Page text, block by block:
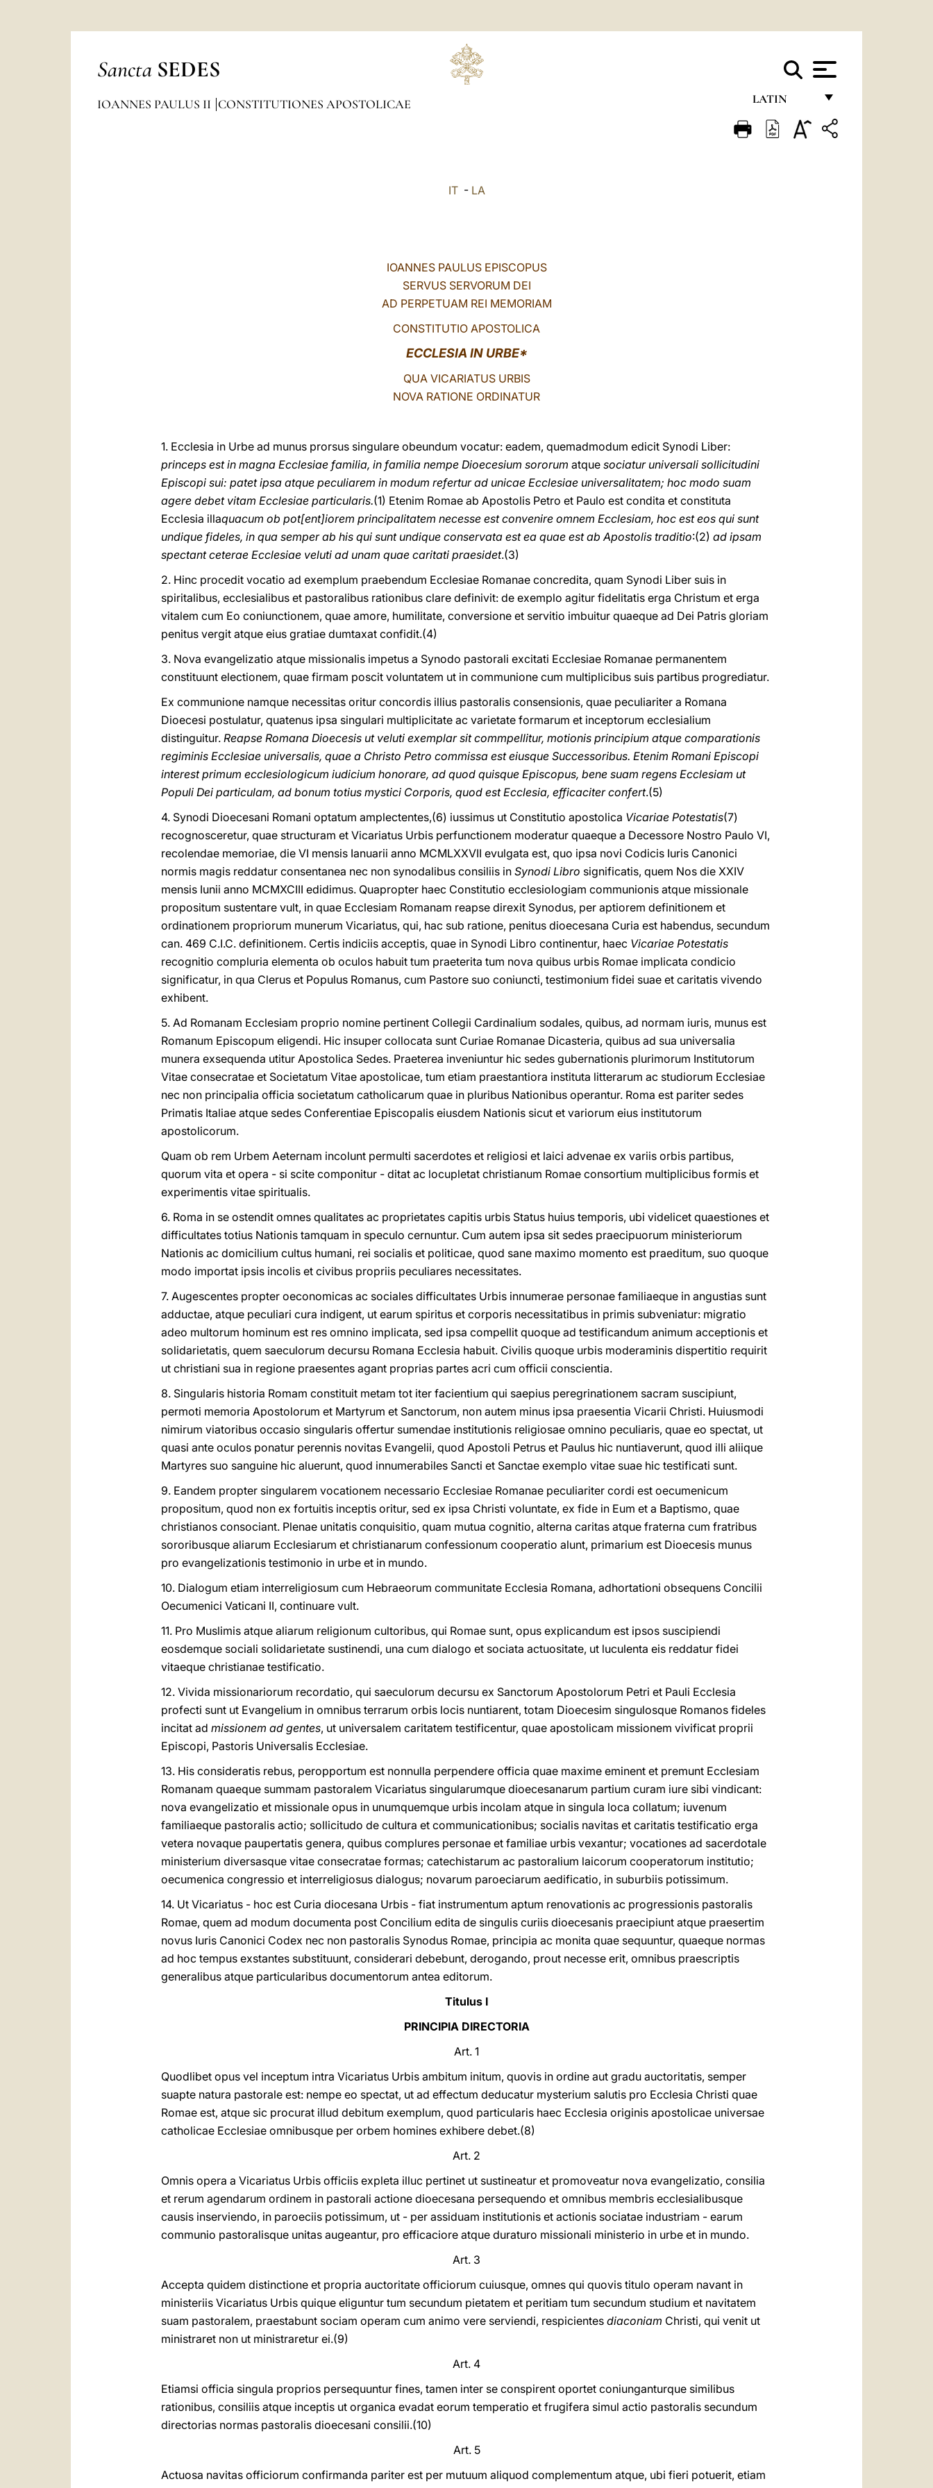
Sancta SEDES
LATIN
FRANÇAIS
IOANNES PAULUS II CONSTITUTIONES APOSTOLICAE
IT- LA
IOANNES PAULUS EPISCOPUS
SERVUS SERVORUM DEI
AD PERPETUAM REI MEMORIAM
CONSTITUTIO APOSTOLICA
ECCLESIA IN URBE*
QUA VICARIATUS URBIS
NOVA RATIONE ORDINATUR
1. Ecclesia in Urbe ad munus prorsus singulare obeundum vocatur: eadem, quemadmodum edicit Synodi Liber:
princeps est in magna Ecclesiae familia, in familia nempe Dioecesium sororum atque sociatur universali sollicitudini
Episcopi sui: patet ipsa atque peculiarem in modum refertur ad unicae Ecclesiae universalitatem; hoc modo suam
agere debet vitam Ecclesiae particularis.(1) Etenim Romae ab Apostolis Petro et Paulo est condita et constituta
Ecclesia illaquacum ob pot[ent]iorem principalitatem necesse est convenire omnem Ecclesiam, hoc est eos qui sunt
undique fideles, in qua semper ab his qui sunt undique conservata est ea quae est ab Apostolis traditio:(2) ad ipsam
spectant ceterae Ecclesiae veluti ad unam quae caritati praesidet.(3)
2. Hinc procedit vocatio ad exemplum praebendum Ecclesiae Romanae concredita, quam Synodi Liber suis in
spiritalibus, ecclesialibus et pastoralibus rationibus clare definivit: de exemplo agitur fidelitatis erga Christum et erga
vitalem cum Eo coniunctionem, quae amore, humilitate, conversione et servitio imbuitur quaeque ad Dei Patris gloriam
penitus vergit atque eius gratiae dumtaxat confidit.(4)
3. Nova evangelizatio atque missionalis impetus a Synodo pastorali excitati Ecclesiae Romanae permanentem
constituunt electionem, quae firmam poscit voluntatem ut in communione cum multiplicibus suis partibus progrediatur.
Ex communione namque necessitas oritur concordis illius pastoralis consensionis, quae peculiariter a Romana
Dioecesi postulatur, quatenus ipsa singulari multiplicitate ac varietate formarum et inceptorum ecclesialium
distinguitur. Reapse Romana Dioecesis ut veluti exemplar sit commpellitur, motionis principium atque comparationis
regiminis Ecclesiae universalis, quae a Christo Petro commissa est eiusque Successoribus. Etenim Romani Episcopi
interest primum ecclesiologicum iudicium honorare, ad quod quisque Episcopus, bene suam regens Ecclesiam ut
Populi Dei particulam, ad bonum totius mystici Corporis, quod est Ecclesia, efficaciter confert.(5)
4. Synodi Dioecesani Romani optatum amplectentes,(6) iussimus ut Constitutio apostolica Vicariae Potestatis(7)
recognosceretur, quae structuram et Vicariatus Urbis perfunctionem moderatur quaeque a Decessore Nostro Paulo VI,
recolendae memoriae, die VI mensis Ianuarii anno MCMLXXVII evulgata est, quo ipsa novi Codicis Iuris Canonici
normis magis reddatur consentanea nec non synodalibus consiliis in Synodi Libro significatis, quem Nos die XXIV
mensis Iunii anno MCMXCIII edidimus. Quapropter haec Constitutio ecclesiologiam communionis atque missionale
propositum sustentare vult, in quae Ecclesiam Romanam reapse direxit Synodus, per aptiorem definitionem et
ordinationem propriorum munerum Vicariatus, qui, hac sub ratione, penitus dioecesana Curia est habendus, secundum
can. 469 C.I.C. definitionem. Certis indiciis acceptis, quae in Synodi Libro continentur, haec Vicariae Potestatis
recognitio compluria elementa ob oculos habuit tum praeterita tum nova quibus urbis Romae implicata condicio
significatur, in qua Clerus et Populus Romanus, cum Pastore suo coniuncti, testimonium fidei suae et caritatis vivendo
exhibent.
5. Ad Romanam Ecclesiam proprio nomine pertinent Collegii Cardinalium sodales, quibus, ad normam iuris, munus est
Romanum Episcopum eligendi. Hic insuper collocata sunt Curiae Romanae Dicasteria, quibus ad sua universalia
munera exsequenda utitur Apostolica Sedes. Praeterea inveniuntur hic sedes gubernationis plurimorum Institutorum
Vitae consecratae et Societatum Vitae apostolicae, tum etiam praestantiora instituta litterarum ac studiorum Ecclesiae
nec non principalia officia societatum catholicarum quae in pluribus Nationibus operantur. Roma est pariter sedes
Primatis Italiae atque sedes Conferentiae Episcopalis eiusdem Nationis sicut et variorum eius institutorum
apostolicorum.
Quam ob rem Urbem Aeternam incolunt permulti sacerdotes et religiosi et laici advenae ex variis orbis partibus,
quorum vita et opera - si scite componitur - ditat ac locupletat christianum Romae consortium multiplicibus formis et
experimentis vitae spiritualis.
6. Roma in se ostendit omnes qualitates ac proprietates capitis urbis Status huius temporis, ubi videlicet quaestiones et
difficultates totius Nationis tamquam in speculo cernuntur. Cum autem ipsa sit sedes praecipuorum ministeriorum
Nationis ac domicilium cultus humani, rei socialis et politicae, quod sane maximo momento est praeditum, suo quoque
modo importat ipsis incolis et civibus propriis peculiares necessitates.
7. Augescentes propter oeconomicas ac sociales difficultates Urbis innumerae personae familiaeque in angustias sunt
adductae, atque peculiari cura indigent, ut earum spiritus et corporis necessitatibus in primis subveniatur: migratio
adeo multorum hominum est res omnino implicata, sed ipsa compellit quoque ad testificandum animum acceptionis et
solidarietatis, quem saeculorum decursu Romana Ecclesia habuit. Civilis quoque urbis moderaminis dispertitio requirit
ut christiani sua in regione praesentes agant proprias partes acri cum officii conscientia.
8. Singularis historia Romam constituit metam tot iter facientium qui saepius peregrinationem sacram suscipiunt,
permoti memoria Apostolorum et Martyrum et Sanctorum, non autem minus ipsa praesentia Vicarii Christi. Huiusmodi
nimirum viatoribus occasio singularis offertur sumendae institutionis religiosae omnino peculiaris, quae eo spectat, ut
quasi ante oculos ponatur perennis novitas Evangelii, quod Apostoli Petrus et Paulus hic nuntiaverunt, quod illi aliique
Martyres suo sanguine hic aluerunt, quod innumerabiles Sancti et Sanctae exemplo vitae suae hic testificati sunt.
9. Eandem propter singularem vocationem necessario Ecclesiae Romanae peculiariter cordi est oecumenicum
propositum, quod non ex fortuitis inceptis oritur, sed ex ipsa Christi voluntate, ex fide in Eum et a Baptismo, quae
christianos consociant. Plenae unitatis conquisitio, quam mutua cognitio, alterna caritas atque fraterna cum fratribus
sororibusque aliarum Ecclesiarum et christianarum confessionum cooperatio alunt, primarium est Dioecesis munus
pro evangelizationis testimonio in urbe et in mundo.
10. Dialogum etiam interreligiosum cum Hebraeorum communitate Ecclesia Romana, adhortationi obsequens Concilii
Oecumenici Vaticani II, continuare vult.
11. Pro Muslimis atque aliarum religionum cultoribus, qui Romae sunt, opus explicandum est ipsos suscipiendi
eosdemque sociali solidarietate sustinendi, una cum dialogo et sociata actuositate, ut luculenta eis reddatur fidei
vitaeque christianae testificatio.
12. Vivida missionariorum recordatio, qui saeculorum decursu ex Sanctorum Apostolorum Petri et Pauli Ecclesia
profecti sunt ut Evangelium in omnibus terrarum orbis locis nuntiarent, totam Dioecesim singulosque Romanos fideles
incitat ad missionem ad gentes, ut universalem caritatem testificentur, quae apostolicam missionem vivificat proprii
Episcopi, Pastoris Universalis Ecclesiae.
13. His consideratis rebus, peropportum est nonnulla perpendere officia quae maxime eminent et premunt Ecclesiam
Romanam quaeque summam pastoralem Vicariatus singularumque dioecesanarum partium curam iure sibi vindicant:
nova evangelizatio et missionale opus in unumquemque urbis incolam atque in singula loca collatum; iuvenum
familiaeque pastoralis actio; sollicitudo de cultura et communicationibus; socialis navitas et caritatis testificatio erga
vetera novaque paupertatis genera, quibus complures personae et familiae urbis vexantur; vocationes ad sacerdotale
ministerium diversasque vitae consecratae formas; catechistarum ac pastoralium laicorum cooperatorum institutio;
oecumenica congressio et interreligiosus dialogus; novarum paroeciarum aedificatio, in suburbiis potissimum.
14. Ut Vicariatus - hoc est Curia diocesana Urbis - fiat instrumentum aptum renovationis ac progressionis pastoralis
Romae, quem ad modum documenta post Concilium edita de singulis curiis dioecesanis praecipiunt atque praesertim
novus Iuris Canonici Codex nec non pastoralis Synodus Romae, principia ac monita quae sequuntur, quaeque normas
ad hoc tempus exstantes substituunt, considerari debebunt, derogando, prout necesse erit, omnibus praescriptis
generalibus atque particularibus documentorum antea editorum.
Titulus I
PRINCIPIA DIRECTORIA
Art. 1
Quodlibet opus vel inceptum intra Vicariatus Urbis ambitum initum, quovis in ordine aut gradu auctoritatis, semper
suapte natura pastorale est: nempe eo spectat, ut ad effectum deducatur mysterium salutis pro Ecclesia Christi quae
Romae est, atque sic procurat illud debitum exemplum, quod particularis haec Ecclesia originis apostolicae universae
catholicae Ecclesiae omnibusque per orbem homines exhibere debet.(8)
Art. 2
Omnis opera a Vicariatus Urbis officiis expleta illuc pertinet ut sustineatur et promoveatur nova evangelizatio, consilia
et rerum agendarum ordinem in pastorali actione dioecesana persequendo et omnibus membris ecclesialibusque
causis inserviendo, in paroeciis potissimum, ut - per assiduam institutionis et actionis sociatae industriam - earum
communio pastoralisque unitas augeantur, pro efficaciore atque duraturo missionali ministerio in urbe et in mundo.
Art. 3
Accepta quidem distinctione et propria auctoritate officiorum cuiusque, omnes qui quovis titulo operam navant in
ministeriis Vicariatus Urbis quique eliguntur tum secundum pietatem et peritiam tum secundum studium et navitatem
suam pastoralem, praestabunt sociam operam cum animo vere serviendi, respicientes diaconiam Christi, qui venit ut
ministraret non ut ministraretur ei.(9)
Art. 4
Etiamsi officia singula proprios persequuntur fines, tamen inter se conspirent oportet coniunganturque similibus
rationibus, consiliis atque inceptis ut organica evadat eorum temperatio et frugifera simul actio pastoralis secundum
directorias normas pastoralis dioecesani consilii.(10)
Art. 5
Actuosa navitas officiorum confirmanda pariter est per mutuum aliquod complementum atque, ubi fieri potuerit, etiam